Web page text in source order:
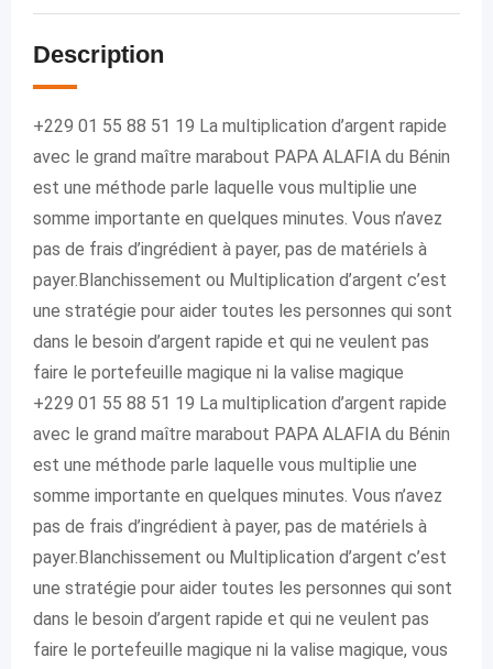
Description
+229 01 55 88 51 19 La multiplication d’argent rapide
avec le grand maître marabout PAPA ALAFIA du Bénin
est une méthode parle laquelle vous multiplie une
somme importante en quelques minutes. Vous n’avez
pas de frais d’ingrédient à payer, pas de matériels à
payer.Blanchissement ou Multiplication d’argent c’est
une stratégie pour aider toutes les personnes qui sont
dans le besoin d’argent rapide et qui ne veulent pas
faire le portefeuille magique ni la valise magique
+229 01 55 88 51 19 La multiplication d’argent rapide
avec le grand maître marabout PAPA ALAFIA du Bénin
est une méthode parle laquelle vous multiplie une
somme importante en quelques minutes. Vous n’avez
pas de frais d’ingrédient à payer, pas de matériels à
payer.Blanchissement ou Multiplication d’argent c’est
une stratégie pour aider toutes les personnes qui sont
dans le besoin d’argent rapide et qui ne veulent pas
faire le portefeuille magique ni la valise magique, vous